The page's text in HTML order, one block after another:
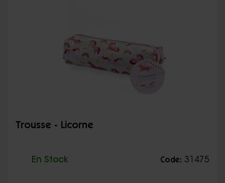
Trousse - Licorne
En Stock Code: 31475